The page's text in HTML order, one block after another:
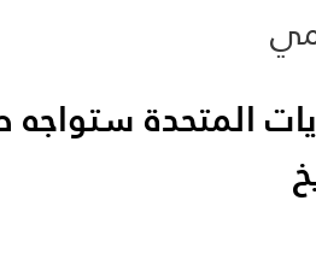
المتحدة